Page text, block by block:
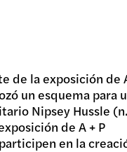
de la exposición de
un esquema para
Nipsey Hussle
de A + P
en la